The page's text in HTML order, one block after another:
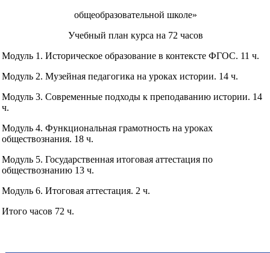
общеобразовательной школе»
Учебный план курса на 72 часов
Модуль 1. Историческое образование в контексте ФГОС. 11 ч.
Модуль 2. Музейная педагогика на уроках истории. 14 ч.
Модуль 3. Современные подходы к преподаванию истории. 14
ч.
Модуль 4. Функциональная грамотность на уроках
обществознания. 18 ч.
Модуль 5. Государственная итоговая аттестация по
обществознанию 13 ч.
Модуль 6. Итоговая аттестация. 2 ч.
Итого часов 72 ч.